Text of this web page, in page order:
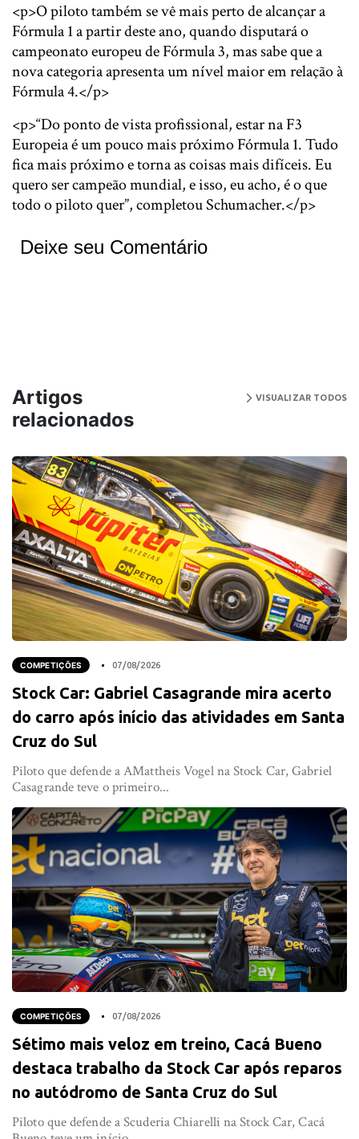
<p>O piloto também se vê mais perto de alcançar a
Fórmula 1 a partir deste ano, quando disputará o
campeonato europeu de Fórmula 3, mas sabe que a
nova categoria apresenta um nível maior em relação à
Fórmula 4.</p>
<p>“Do ponto de vista profissional, estar na F3
Europeia é um pouco mais próximo Fórmula 1. Tudo
fica mais próximo e torna as coisas mais difíceis. Eu
quero ser campeão mundial, e isso, eu acho, é o que
todo o piloto quer”, completou Schumacher.</p>
Deixe seu Comentário
Artigos
relacionados
VISUALIZAR TODOS
COMPETIÇÕES 07/08/2026
Stock Car: Gabriel Casagrande mira acerto
do carro após início das atividades em Santa
Cruz do Sul
Piloto que defende a AMattheis Vogel na Stock Car, Gabriel
Casagrande teve o primeiro...
COMPETIÇÕES 07/08/2026
Sétimo mais veloz em treino, Cacá Bueno
destaca trabalho da Stock Car após reparos
no autódromo de Santa Cruz do Sul
Piloto que defende a Scuderia Chiarelli na Stock Car, Cacá